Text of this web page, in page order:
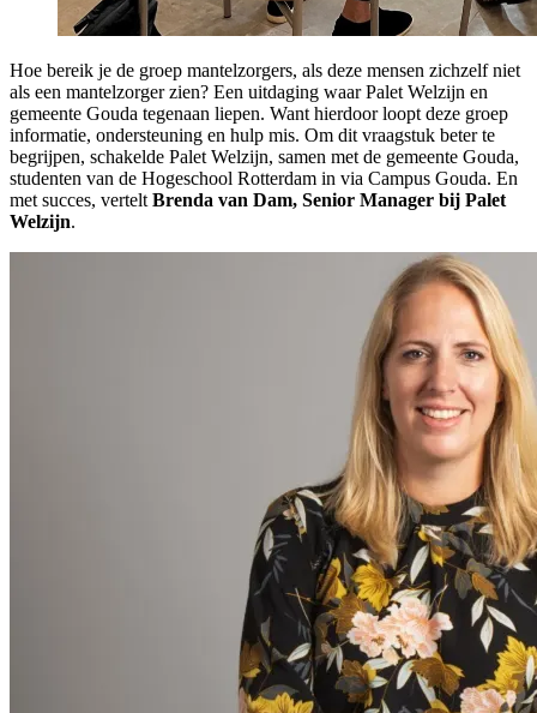
Hoe bereik je de groep mantelzorgers, als deze mensen zichzelf niet
als een mantelzorger zien? Een uitdaging waar Palet Welzijn en
gemeente Gouda tegenaan liepen. Want hierdoor loopt deze groep
informatie, ondersteuning en hulp mis. Om dit vraagstuk beter te
begrijpen, schakelde Palet Welzijn, samen met de gemeente Gouda,
studenten van de Hogeschool Rotterdam in via Campus Gouda. En
met succes, vertelt Brenda van Dam, Senior Manager bij Palet
Welzijn.